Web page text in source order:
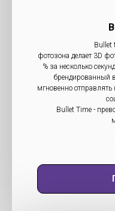
Bullet
фотозона делает 3D
% за несколько
брендированный
мгновенно
Bullet Time -